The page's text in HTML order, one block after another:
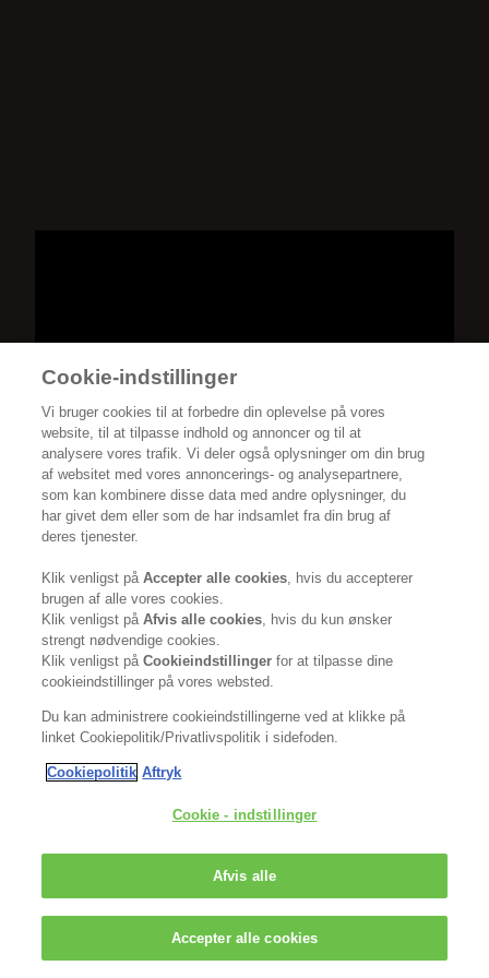
Nylon Brushes In Action
you the VARIS NYLON BRUSHES in action!
Cookie-indstillinger
Vi bruger cookies til at forbedre din oplevelse på vores
website, til at tilpasse indhold og annoncer og til at
analysere vores trafik. Vi deler også oplysninger om din brug
af websitet med vores annoncerings- og analysepartnere,
som kan kombinere disse data med andre oplysninger, du
har givet dem eller som de har indsamlet fra din brug af
deres tjenester.
Klik venligst påAccepter alle cookies, hvis du accepterer
brugen af ​​alle vores cookies.
Klik venligst påAfvis alle cookies, hvis du kun ønsker
strengt nødvendige cookies.
Klik venligst påCookieindstillingerfor at tilpasse dine
cookieindstillinger på vores websted.
Du kan administrere cookieindstillingerne ved at klikke på
linket Cookiepolitik/Privatlivspolitik i sidefoden.
Cookiepolitik Aftryk
Cookie - indstillinger
Afvis alle
Accepter alle cookies